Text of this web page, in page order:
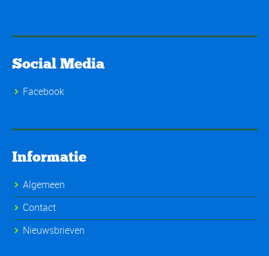
Social Media
Facebook
Informatie
Algemeen
Contact
Nieuwsbrieven